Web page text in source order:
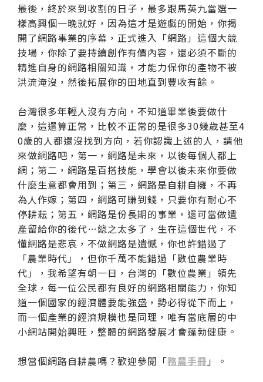
最後，終於來到收割的日子，最多跟馬英九當選一
樣高興個一晚就好，因為這才是遊戲的開始，你揭
開了網路事業的序幕，正式進入「網路」這個大競
技場，你除了要持續創作有價內容，還必須不斷的
精進自身的網路相關知識，才能力保你的產物不被
洪流淹沒，然後拓展你的田地直到豐收有餘。
台灣很多年輕人沒有方向，不知道畢業後要做什
麼，這還算正常，比較不正常的是很多30幾歲甚至4
0歲的人都還沒找到方向，若你認識上述的人，請他
來做網路吧，第一，網路是未來，以後每個人都上
網；第二，網路是百搭技能，學會以後未來你要做
什麼生意都會用到；第三，網路是自耕自擁，不再
為人作嫁；第四，網路可賺到錢，只要你有耐心不
停耕耘；第五，網路是份長期的事業，還可當做遺
產留給你的後代…總之太多了，生在這個世代，不
懂網路是悲哀，不做網路是遺憾，你也許錯過了
「農業時代」，但你千萬不能錯過「數位農業時
代」，我希望有朝一日，台灣的「數位農業」領先
全球，每一位公民都有良好的網路相關能力，你知
道一個國家的經濟體要能強盛，勢必得從下而上，
而一個產業的經濟規模也是同理，唯有當底層的中
小網站開始興旺，整體的網路發展才會蓬勃健康。
想當個網路自耕農嗎？歡迎參閱「務農手冊」。